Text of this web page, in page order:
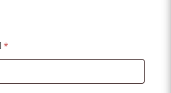
*Απαιτείται